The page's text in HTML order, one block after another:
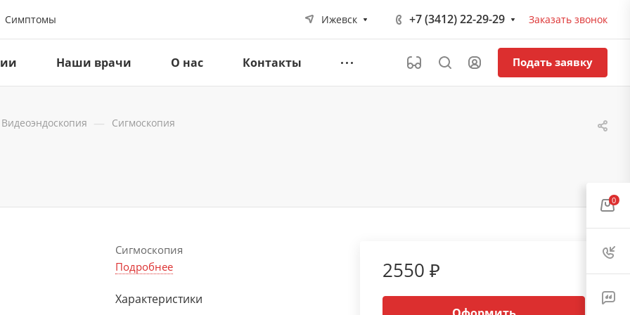
Симптомы Ижевск +7 (3412) 22-29-29 Заказать звонок
Наши врачи О нас Контакты Подать заявку
Видеоэндоскопия — Сигмоскопия
2550 ₽
Сигмоскопия
Подробнее
Характеристики
0